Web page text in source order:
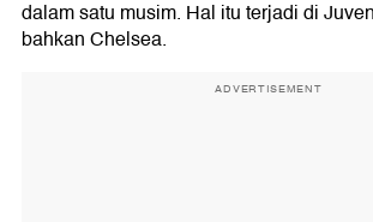
dalam satu musim. Hal itu terjadi di
bahkan Chelsea.
ADVERTISEMENT